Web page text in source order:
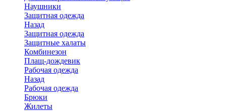
Наушники
Защитная одежда
Назад
Защитная одежда
Защитные халаты
Комбинезон
Плащ-дождевик
Рабочая одежда
Назад
Рабочая одежда
Брюки
Жилеты